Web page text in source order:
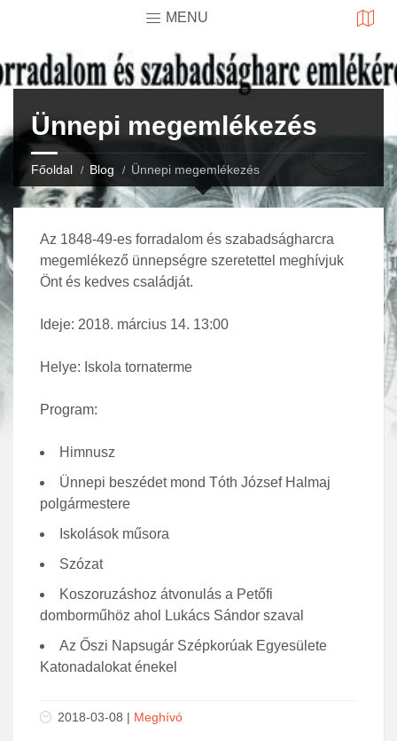
MENU
Ünnepi megemlékezés
Főoldal Blog Ünnepi megemlékezés
Az 1848-49-es forradalom és szabadságharcra
megemlékező ünnepségre szeretettel meghívjuk
Önt és kedves családját.
Ideje: 2018. március 14. 13:00
Helye: Iskola tornaterme
Program:
Himnusz
Ünnepi beszédet mond Tóth József Halmaj
polgármestere
Iskolások műsora
Szózat
Koszoruzáshoz átvonulás a Petőfi
domborműhöz ahol Lukács Sándor szaval
Az Őszi Napsugár Szépkorúak Egyesülete
Katonadalokat énekel
2018-03-08 | Meghívó